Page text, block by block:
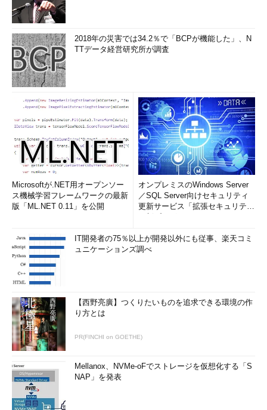
2018年の災害では34.2％で「BCPが機能した」、N
TTデータ経営研究所が調査
Microsoftが.NET用オープンソー
ス機械学習フレームワークの最新
版「ML.NET 0.11」を公開
オンプレミスのWindows Server
／SQL Server向けセキュリティ
更新サービス「拡張セキュリティ
IT開発者の75％以上が開発以外にも従事、楽天コミ
ュニケーションズ調べ
【西野亮廣】つくりたいものを追求できる環境の作
り方とは
PR(FINCHI on GOETHE)
Mellanox、NVMe-oFでストレージを仮想化する「S
NAP」を発表